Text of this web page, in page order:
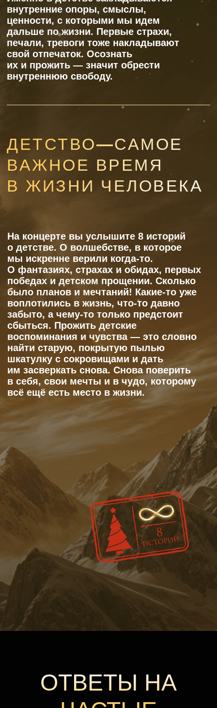
ОТВЕТЫ НА
ЧАСТЫЕ
ВОПРОСЫ
ОСТАЛИСЬ ВОПРОСЫ?
Ваш e-mail:
Ваш вопрос:
Задать вопрос
ПО ВОПРОСАМ
ОРГАНИЗАЦИИ
КОНЦЕРТОВ
НАПИСАТЬ В WHATSAPP
НАПИСАТЬ В TELEGRAM
СВЕТЛАНА ЛАНСКАЯ
+7 906 037-56-88
Согласие на обработку персональных данных
© 2022-2026
Все права защищены.